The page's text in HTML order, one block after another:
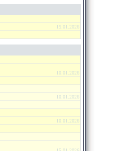
15.01.2026
10.01.2026
10.01.2026
10.01.2026